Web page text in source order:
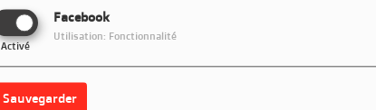
Facebook
Activé
Utilisation: Fonctionnalité
Sauvegarder